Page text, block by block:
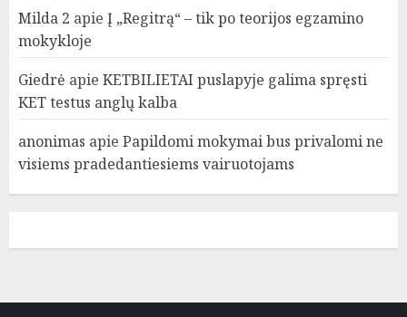
Milda 2 apie Į „Regitrą“ – tik po teorijos egzamino
mokykloje
Giedrė apie KETBILIETAI puslapyje galima spręsti
KET testus anglų kalba
anonimas apie Papildomi mokymai bus privalomi ne
visiems pradedantiesiems vairuotojams